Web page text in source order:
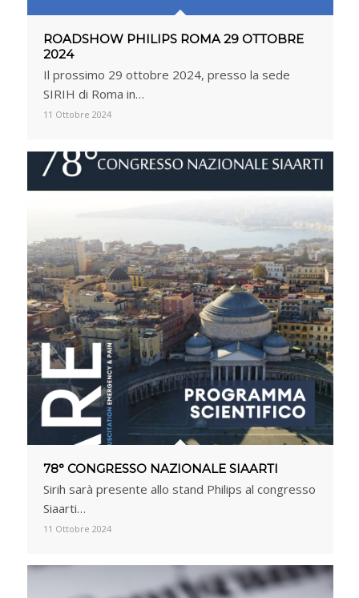
ROADSHOW PHILIPS ROMA 29 OTTOBRE
2024
Il prossimo 29 ottobre 2024, presso la sede
SIRIH di Roma in…
11 Ottobre 2024
78° CONGRESSO NAZIONALE SIAARTI
Sirih sarà presente allo stand Philips al congresso
Siaarti…
11 Ottobre 2024